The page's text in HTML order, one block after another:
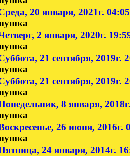
20 января, 2021г.
2 января, 2020г.
21 сентября, 2019г.
21 сентября, 2019г.
8 января,
26 июня, 2016г.
24 января, 2014г.